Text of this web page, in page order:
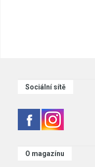
Sociální sítě
O magazínu